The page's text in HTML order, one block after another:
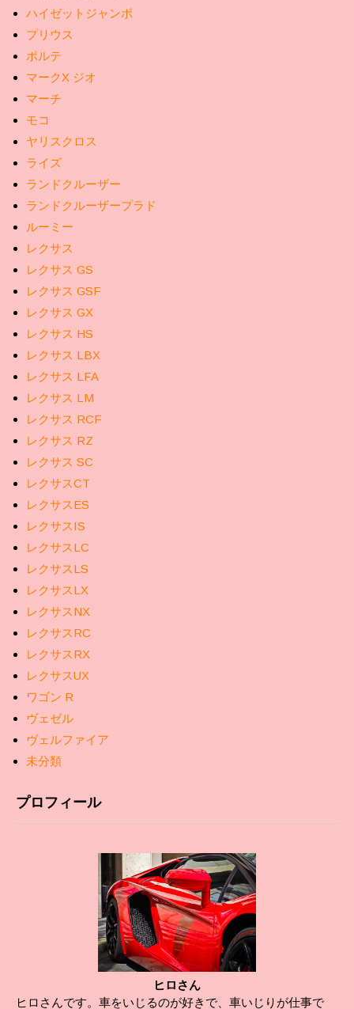
ハイゼットジャンボ
プリウス
ポルテ
マークX ジオ
マーチ
モコ
ヤリスクロス
ライズ
ランドクルーザー
ランドクルーザープラド
ルーミー
レクサス
レクサス GS
レクサス GSF
レクサス GX
レクサス HS
レクサス LBX
レクサス LFA
レクサス LM
レクサス RCF
レクサス RZ
レクサス SC
レクサスCT
レクサスES
レクサスIS
レクサスLC
レクサスLS
レクサスLX
レクサスNX
レクサスRC
レクサスRX
レクサスUX
ワゴン R
ヴェゼル
ヴェルファイア
未分類
プロフィール
ヒロさん
ヒロさんです。車をいじるのが好きで、車いじりが仕事で